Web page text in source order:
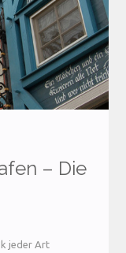
– Die
jeder Art